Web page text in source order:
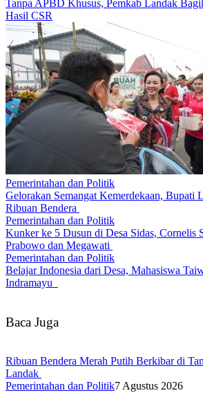
Tanpa APBD Khusus, Pemkab Landak
Hasil CSR
Pemerintahan dan Politik
Gelorakan Semangat Kemerdekaan, Bupati
Ribuan Bendera
Pemerintahan dan Politik
Kunker ke 5 Dusun di Desa Sidas, Cornelis
Prabowo dan Megawati
Pemerintahan dan Politik
Belajar Indonesia dari Desa, Mahasiswa
Indramayu
Baca Juga
Ribuan Bendera Merah Putih Berkibar di
Landak
Pemerintahan dan Politik7 Agustus 2026